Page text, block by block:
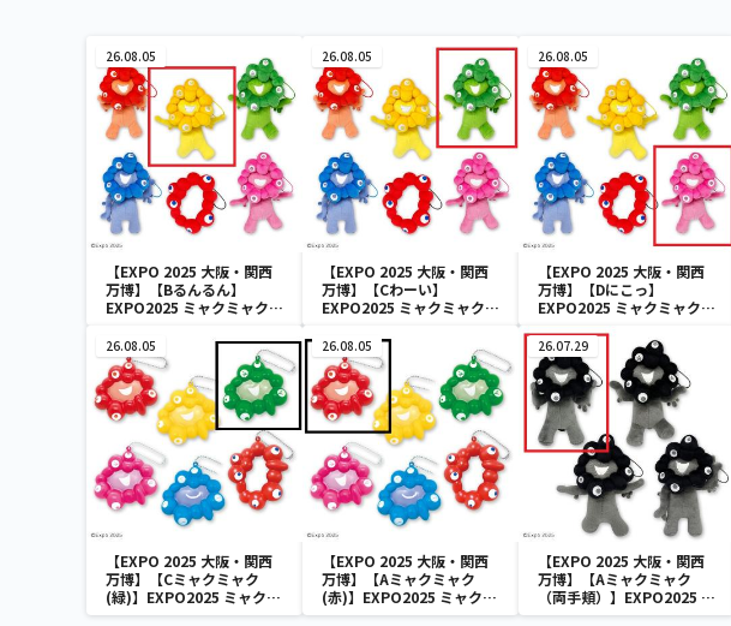
26.08.05
【EXPO 2025 大阪・関西
万博】【Bるんるん】
EXPO2025 ミャクミャク
るみ
26.08.05
【EXPO 2025 大阪・関西
万博】【Cわーい】
EXPO2025 ミャクミャク
るみ
26.08.05
【EXPO 2025 大阪・関西
万博】【Dにこっ】
EXPO2025 ミャクミャク
るみ
26.08.05
【EXPO 2025 大阪・関西
万博】【Cミャクミャク
(緑)】EXPO2025 ミャクミ
ャク カラフルスクイーズマ
26.08.05
【EXPO 2025 大阪・関西
万博】【Aミャクミャク
(赤)】EXPO2025 ミャクミ
ャク カラフルスクイーズマ
26.07.29
【EXPO 2025 大阪・関西
万博】【Aミャクミャク
（両手頬）】EXPO2025 ミ
ャクミャク ブラックゴム紐